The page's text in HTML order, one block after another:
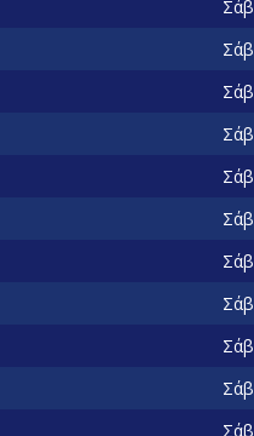
Σάβ
Σάβ
Σάβ
Σάβ
Σάβ
Σάβ
Σάβ
Σάβ
Σάβ
Σάβ
Σάβ